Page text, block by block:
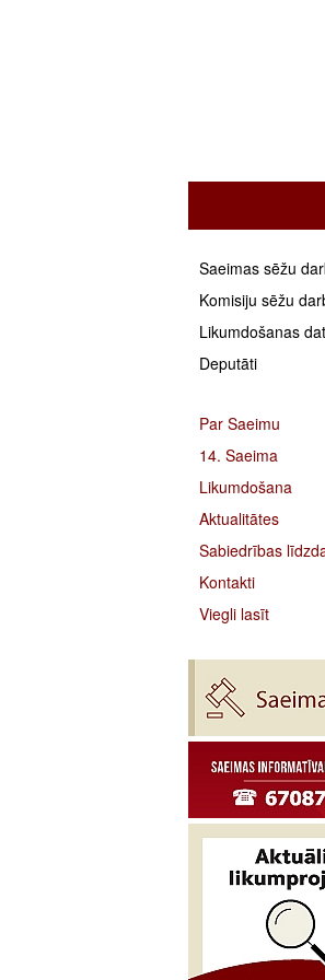
Saeimas sēžu
Komisiju sēžu
Likumdošanas
Deputāti
Par Saeimu
14. Saeima
Likumdošana
Aktualitātes
Sabiedrības
Kontakti
Viegli lasīt